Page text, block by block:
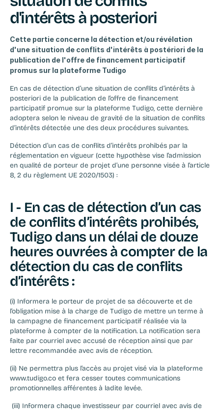
d'intérêts à posteriori
Cette partie concerne la détection et/ou révélation
d'une situation de conflits d'intérêts à postériori de la
publication de l'offre de financement participatif
promus sur la plateforme Tudigo
En cas de détection d’une situation de conflits d’intérêts à
posteriori de la publication de l’offre de financement
participatif promue sur la plateforme Tudigo, cette dernière
adoptera selon le niveau de gravité de la situation de conflits
d’intérêts détectée une des deux procédures suivantes.
Détection d’un cas de conflits d’intérêts prohibés par la
réglementation en vigueur (cette hypothèse vise l’admission
en qualité de porteur de projet d’une personne visée à l’article
8, 2 du règlement UE 2020/1503) :
I - En cas de détection d’un cas
de conflits d’intérêts prohibés,
Tudigo dans un délai de douze
heures ouvrées à compter de la
détection du cas de conflits
d’intérêts :
(i) Informera le porteur de projet de sa découverte et de
l’obligation mise à la charge de Tudigo de mettre un terme à
la campagne de financement participatif réalisée via la
plateforme à compter de la notification. La notification sera
faite par courriel avec accusé de réception ainsi que par
lettre recommandée avec avis de réception.
(ii) Ne permettra plus l’accès au projet visé via la plateforme
www.tudigo.co et fera cesser toutes communications
promotionnelles afférentes à ladite levée.
(iii) Informera chaque investisseur par courriel avec avis de